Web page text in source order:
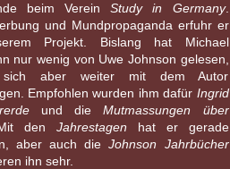
beim VereinStudy in Germany.
und Mundpropaganda erfuhr er
Projekt. Bislang hat Michael
nur wenig von Uwe Johnson gelesen,
sich aber weiter mit dem Autor
Empfohlen wurden ihm dafür Ingrid
und dieMutmassungen über
den Jahrestagen hat er gerade
aber auch dieJohnson Jahrbücher
ihn sehr.